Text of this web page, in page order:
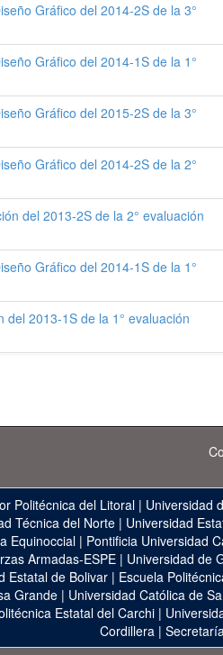
Gráfico del 2014-2S de la 3°
Gráfico del 2014-1S de la 1°
Gráfico del 2015-2S de la 3°
Gráfico del 2014-2S de la 2°
del 2013-2S de la 2° evaluación
Gráfico del 2014-1S de la 1°
del 2013-1S de la 1° evaluación
Politécnica del Litoral | Universidad
Técnica del Norte| Universidad
Equinoccial| Pontificia Universidad
Armadas-ESPE | Universidad de
Estatal de Bolivar| Escuela
Grande | Universidad Católica de
Estatal del Carchi |
Cordillera|